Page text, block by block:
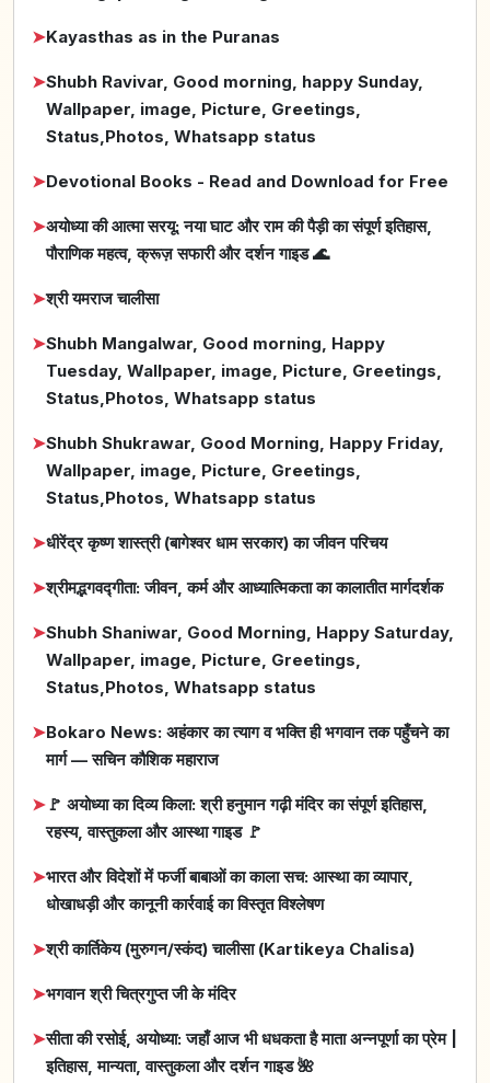
➤Kayasthas as in the Puranas
➤Shubh Ravivar, Good morning, happy Sunday,
Wallpaper, image, Picture, Greetings,
Status,Photos, Whatsapp status
➤Devotional Books - Read and Download for Free
➤अयोध्या की आत्मा सरयू: नया घाट और राम की पैड़ी का संपूर्ण इतिहास,
पौराणिक महत्व, क्रूज़ सफारी और दर्शन गाइड 🌊
➤श्री यमराज चालीसा
➤Shubh Mangalwar, Good morning, Happy
Tuesday, Wallpaper, image, Picture, Greetings,
Status,Photos, Whatsapp status
➤Shubh Shukrawar, Good Morning, Happy Friday,
Wallpaper, image, Picture, Greetings,
Status,Photos, Whatsapp status
➤धीरेंद्र कृष्ण शास्त्री (बागेश्वर धाम सरकार) का जीवन परिचय
➤श्रीमद्भगवद्गीता: जीवन, कर्म और आध्यात्मिकता का कालातीत मार्गदर्शक
➤Shubh Shaniwar, Good Morning, Happy Saturday,
Wallpaper, image, Picture, Greetings,
Status,Photos, Whatsapp status
➤Bokaro News: अहंकार का त्याग व भक्ति ही भगवान तक पहुँचने का
मार्ग — सचिन कौशिक महाराज
➤🚩 अयोध्या का दिव्य किला: श्री हनुमान गढ़ी मंदिर का संपूर्ण इतिहास,
रहस्य, वास्तुकला और आस्था गाइड 🚩
➤भारत और विदेशों में फर्जी बाबाओं का काला सच: आस्था का व्यापार,
धोखाधड़ी और कानूनी कार्रवाई का विस्तृत विश्लेषण
➤श्री कार्तिकेय (मुरुगन/स्कंद) चालीसा (Kartikeya Chalisa)
➤भगवान श्री चित्रगुप्त जी के मंदिर
➤सीता की रसोई, अयोध्या: जहाँ आज भी धधकता है माता अन्नपूर्णा का प्रेम |
इतिहास, मान्यता, वास्तुकला और दर्शन गाइड 🌺